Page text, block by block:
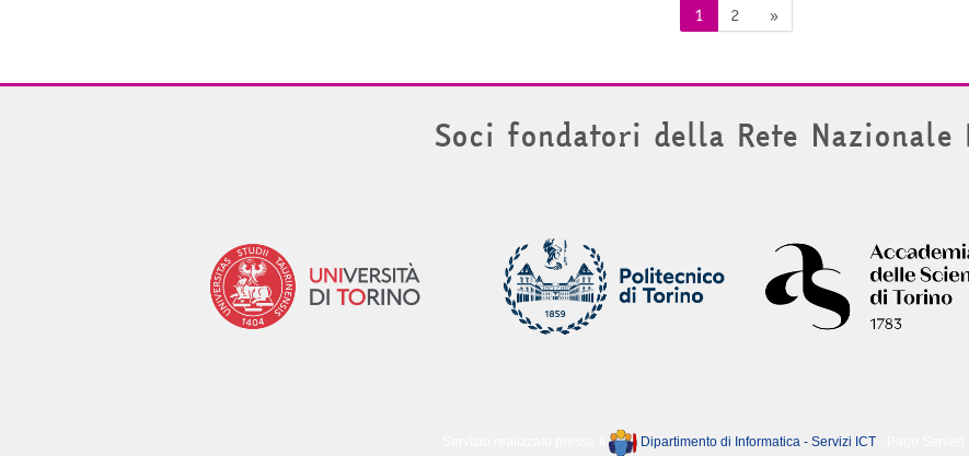
1Pagina 1
2Pagina 2
»Pagina successiva
Soci fondatori della Rete Nazionale
Dipartimento di Informatica - Servizi ICT